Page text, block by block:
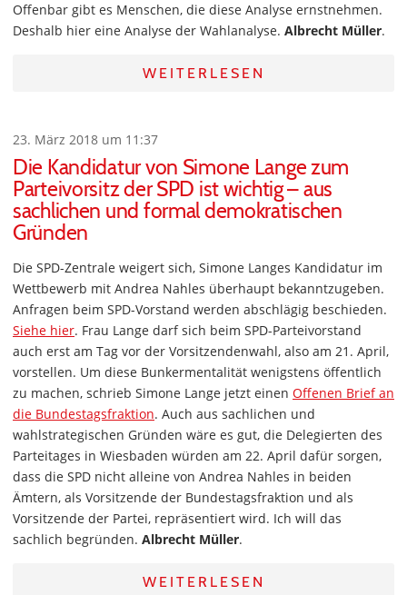
Offenbar gibt es Menschen, die diese Analyse ernstnehmen.
Deshalb hier eine Analyse der Wahlanalyse. Albrecht Müller.
WEITERLESEN
23. März 2018 um 11:37
Die Kandidatur von Simone Lange zum
Parteivorsitz der SPD ist wichtig – aus
sachlichen und formal demokratischen
Gründen
Die SPD-Zentrale weigert sich, Simone Langes Kandidatur im
Wettbewerb mit Andrea Nahles überhaupt bekanntzugeben.
Anfragen beim SPD-Vorstand werden abschlägig beschieden.
Siehe hier. Frau Lange darf sich beim SPD-Parteivorstand
auch erst am Tag vor der Vorsitzendenwahl, also am 21. April,
vorstellen. Um diese Bunkermentalität wenigstens öffentlich
zu machen, schrieb Simone Lange jetzt einen Offenen Brief an
die Bundestagsfraktion. Auch aus sachlichen und
wahlstrategischen Gründen wäre es gut, die Delegierten des
Parteitages in Wiesbaden würden am 22. April dafür sorgen,
dass die SPD nicht alleine von Andrea Nahles in beiden
Ämtern, als Vorsitzende der Bundestagsfraktion und als
Vorsitzende der Partei, repräsentiert wird. Ich will das
sachlich begründen. Albrecht Müller.
WEITERLESEN